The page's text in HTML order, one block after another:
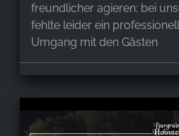
freundlicher agieren; bei
fehlte leider ein
Umgang mit den Gästen